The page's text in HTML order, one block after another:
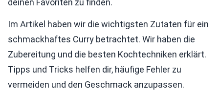
Im Artikel haben wir die wichtigsten Zutaten für ein
schmackhaftes Curry betrachtet. Wir haben die
Zubereitung und die besten Kochtechniken erklärt.
Tipps und Tricks helfen dir, häufige Fehler zu
vermeiden und den Geschmack anzupassen.